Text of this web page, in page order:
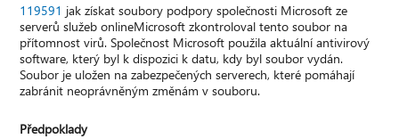
119591 jak získat soubory podpory společnosti Microsoft ze
serverů služeb onlineMicrosoft zkontroloval tento soubor na
přítomnost virů. Společnost Microsoft použila aktuální antivirový
software, který byl k dispozici k datu, kdy byl soubor vydán.
Soubor je uložen na zabezpečených serverech, které pomáhají
zabránit neoprávněným změnám v souboru.
Předpoklady